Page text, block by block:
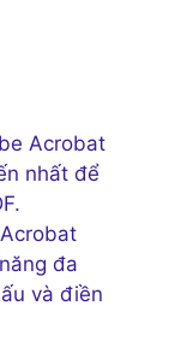
Acrobat
nhất để
đa
và điền